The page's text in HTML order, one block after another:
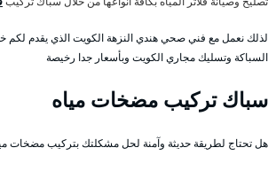
لذلك نعمل مع فني صحي هندي النزهة الكويت الذي يقدم لكم
السباكة وتسليك مجاري الكويت وبأسعار جدا رخيصة
سباك تركيب مضخات مياه
هل تحتاج لطريقة حديثة وآمنة لحل مشكلتك بتركيب مضخات